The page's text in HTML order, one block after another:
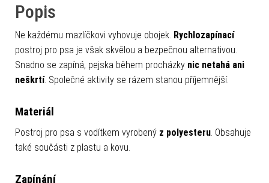
Popis
Ne každému mazlíčkovi vyhovuje obojek. Rychlozapínací
postroj pro psa je však skvělou a bezpečnou alternativou.
Snadno se zapíná, pejska během procházky nic netahá ani
neškrtí. Společné aktivity se rázem stanou příjemnější.
Materiál
Postroj pro psa s vodítkem vyrobený z polyesteru. Obsahuje
také součásti z plastu a kovu.
Zapínání